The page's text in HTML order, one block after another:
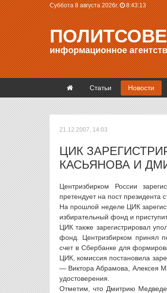
Суббота 8 августа 2026г. 8:43:14
информационное
Статьи Новости
21.12.2007, 14:03
ЦИК
КАСЬЯНОВА И
Центризбирком России
претендует на пост президента
На прошлой неделе ЦИК
избирательный фонд и
ЦИК также зарегистрировал
фонд. Центризбирком принял
счет в Сбербанке для
ЦИК, комиссия постановила
— Виктора Абрамова, Алексея
удостоверения.
Отметим, что Дмитрию